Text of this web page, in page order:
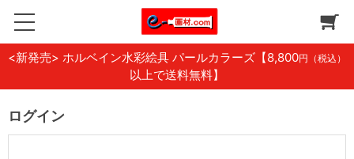
<新発売> ホルベイン水彩絵具 パールカラーズ 【8,800円（税込）
以上で送料無料】
ログイン